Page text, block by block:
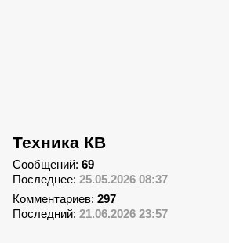
Техника КВ
Сообщений: 69
Последнее: 25.05.2026 08:37
Комментариев: 297
Последний: 21.06.2026 23:57